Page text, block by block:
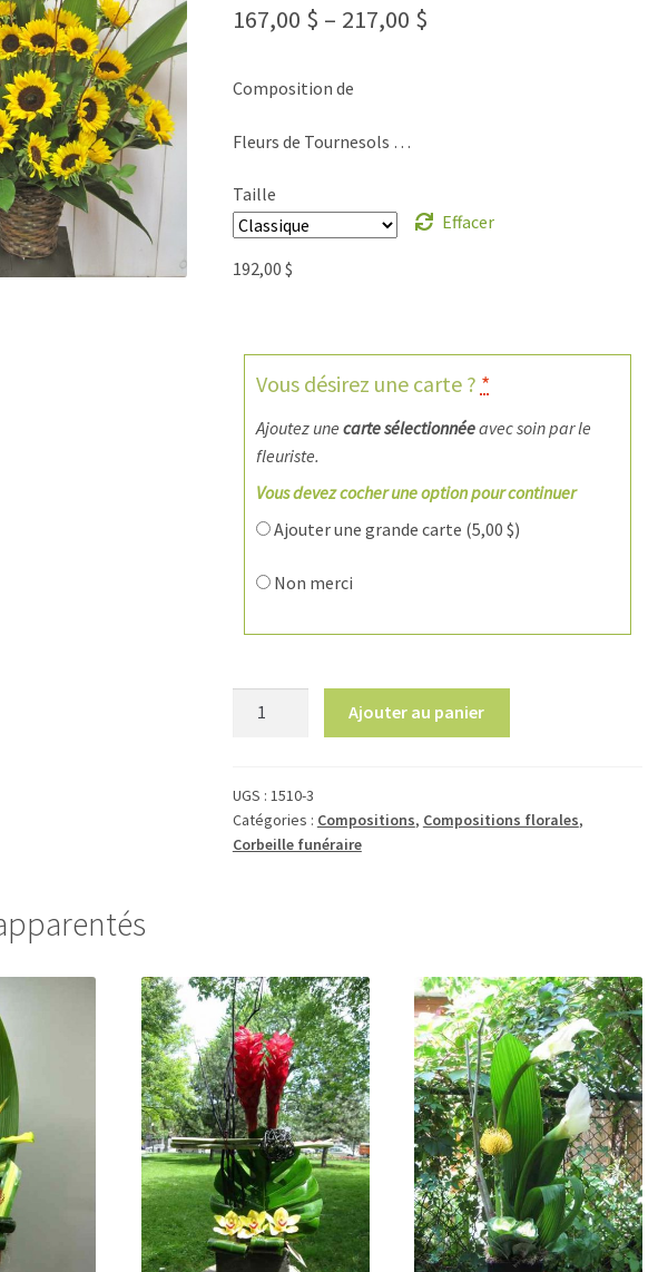
167,00 $ – 217,00 $
Composition de
Fleurs de Tournesols …
Taille
Effacer
192,00 $
Vous désirez une carte ? *
Ajoutez une carte sélectionnéeavec soin par le
fleuriste.
Vous devez cocher une option pour continuer
Ajouter une grande carte (5,00 $)
Non merci
Tournesols
1510-
Ajouter au panier
UGS : 1510-3
Catégories : Compositions, Compositions florales,
Corbeille funéraire